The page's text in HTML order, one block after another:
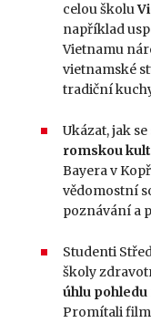
celou školu
například
Vietnamu
vietnamské
tradiční
Ukázat, jak se
romskou
Bayera v
vědomostní
poznávání a
Studenti
školy
úhlu
Promítali film